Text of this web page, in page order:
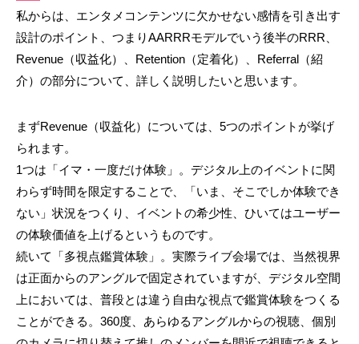
私からは、エンタメコンテンツに欠かせない感情を引き出す
設計のポイント、つまりAARRRモデルでいう後半のRRR、
Revenue（収益化）、Retention（定着化）、Referral（紹
介）の部分について、詳しく説明したいと思います。
まずRevenue（収益化）については、5つのポイントが挙げ
られます。
1つは「イマ・一度だけ体験」。デジタル上のイベントに関
わらず時間を限定することで、「いま、そこでしか体験でき
ない」状況をつくり、イベントの希少性、ひいてはユーザー
の体験価値を上げるというものです。
続いて「多視点鑑賞体験」。実際ライブ会場では、当然視界
は正面からのアングルで固定されていますが、デジタル空間
上においては、普段とは違う自由な視点で鑑賞体験をつくる
ことができる。360度、あらゆるアングルからの視聴、個別